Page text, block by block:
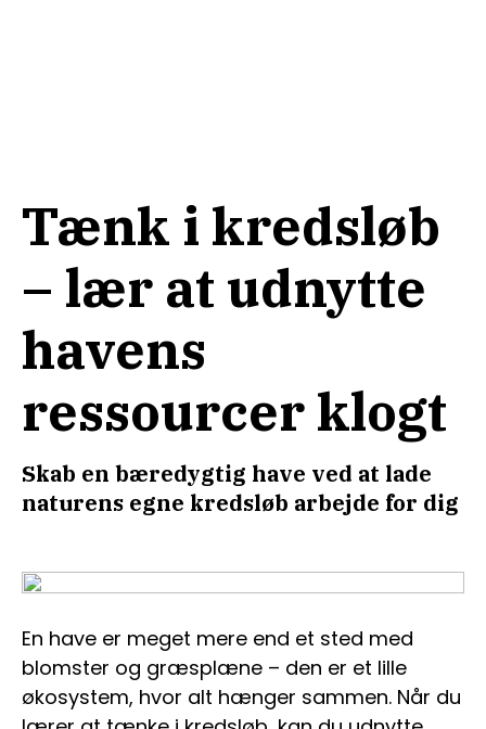
Tænk i kredsløb
– lær at udnytte
havens
ressourcer klogt
Skab en bæredygtig have ved at lade
naturens egne kredsløb arbejde for dig
En have er meget mere end et sted med
blomster og græsplæne – den er et lille
økosystem, hvor alt hænger sammen. Når du